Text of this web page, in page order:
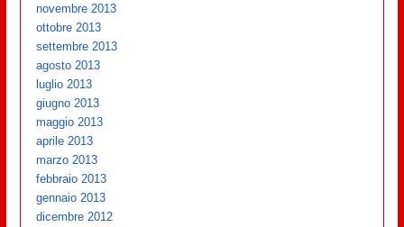
novembre 2013
ottobre 2013
settembre 2013
agosto 2013
luglio 2013
giugno 2013
maggio 2013
aprile 2013
marzo 2013
febbraio 2013
gennaio 2013
dicembre 2012